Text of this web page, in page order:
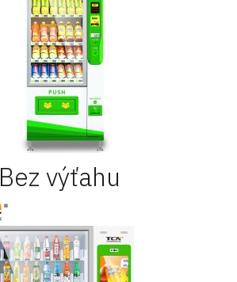
Bez výťahu